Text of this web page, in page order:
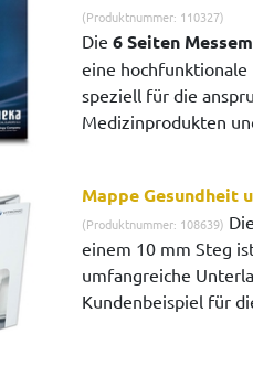
(Produktnummer: 110327)
Die 6 Seiten
eine hochfunktionale
speziell für die
Medizinprodukten
Mappe Gesundheit
(Produktnummer: 108639)
einem 10 mm Steg
umfangreiche
Kundenbeispiel für